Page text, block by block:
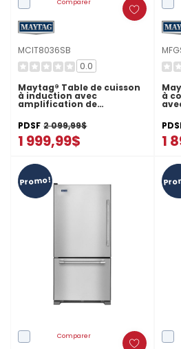
Comparer
MCIT8036SB
0.0
Maytag® Table de cuisson
à induction avec
amplification de
puissance - 36 po
MCIT8036SB
PDSF 2 099,99$
1 999,99$
à
pi
1
Promo!
Comparer